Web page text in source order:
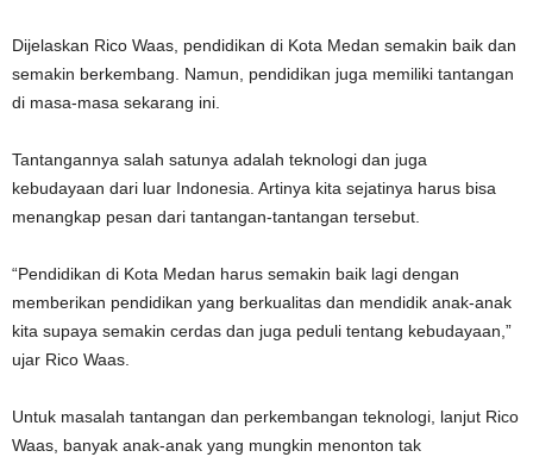
Dijelaskan Rico Waas, pendidikan di Kota Medan semakin baik dan
semakin berkembang. Namun, pendidikan juga memiliki tantangan
di masa-masa sekarang ini.
Tantangannya salah satunya adalah teknologi dan juga
kebudayaan dari luar Indonesia. Artinya kita sejatinya harus bisa
menangkap pesan dari tantangan-tantangan tersebut.
“Pendidikan di Kota Medan harus semakin baik lagi dengan
memberikan pendidikan yang berkualitas dan mendidik anak-anak
kita supaya semakin cerdas dan juga peduli tentang kebudayaan,”
ujar Rico Waas.
Untuk masalah tantangan dan perkembangan teknologi, lanjut Rico
Waas, banyak anak-anak yang mungkin menonton tak